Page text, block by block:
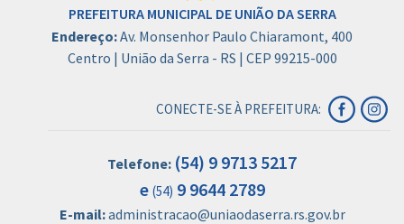
PREFEITURA MUNICIPAL DE UNIÃO DA SERRA
Endereço:Av. Monsenhor Paulo Chiaramont, 400
Centro | União da Serra - RS | CEP 99215-000
CONECTE-SE À PREFEITURA:
Telefone: (54) 9 9713 5217
e (54) 9 9644 2789
E-mail:administracao@uniaodaserra.rs.gov.br